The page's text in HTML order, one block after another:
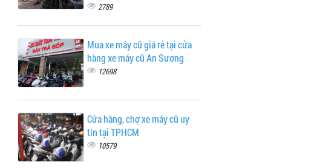
2789
Mua xe máy cũ giá rẻ tại cửa
hàng xe máy cũ An Sương
12698
Cửa hàng, chợ xe máy cũ uy
tín tại TPHCM
10579